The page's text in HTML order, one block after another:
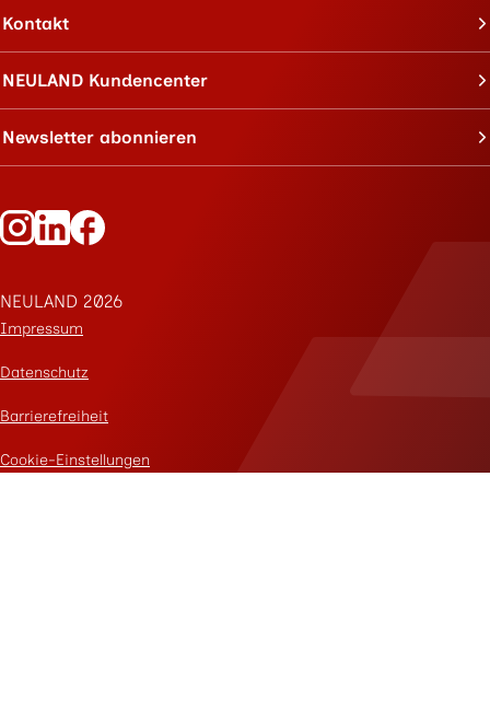
Kontakt
NEULAND Kundencenter
Newsletter abonnieren
NEULAND 2026
Impressum
Datenschutz
Barrierefreiheit
Cookie-Einstellungen
Folge Neuland auf Instagram
Folge Neuland auf LinkedIn
Folge Neuland auf Facebook